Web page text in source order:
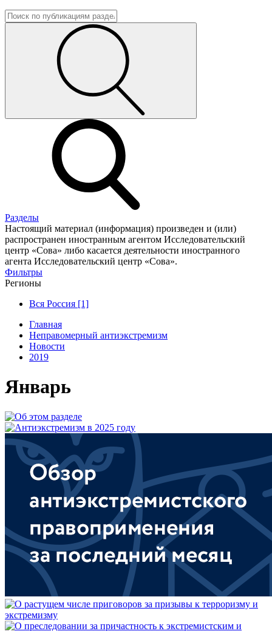
Разделы
Настоящий материал (информация) произведен и (или)
распространен иностранным агентом Исследовательский
центр «Сова» либо касается деятельности иностранного
агента Исследовательский центр «Сова».
Фильтры
Регионы
Вся Россия [1]
Главная
Неправомерный антиэкстремизм
Новости
2019
Январь